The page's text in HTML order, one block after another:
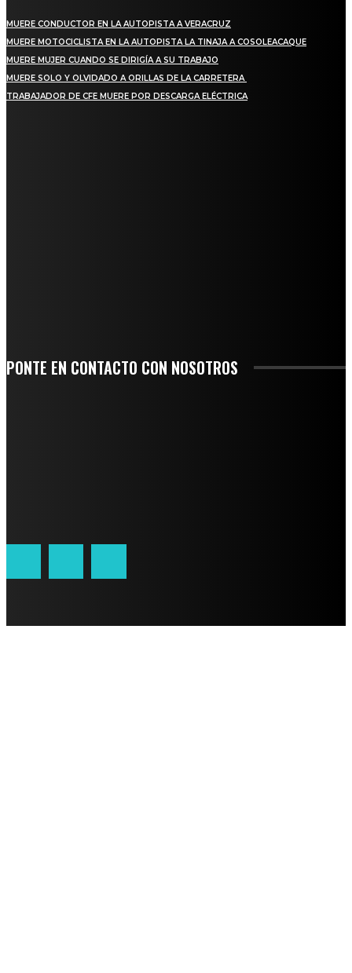
MUERE CONDUCTOR EN LA AUTOPISTA A VERACRUZ
MUERE MOTOCICLISTA EN LA AUTOPISTA LA TINAJA A COSOLEACAQUE
MUERE MUJER CUANDO SE DIRIGÍA A SU TRABAJO
MUERE SOLO Y OLVIDADO A ORILLAS DE LA CARRETERA
TRABAJADOR DE CFE MUERE POR DESCARGA ELÉCTRICA
PONTE EN CONTACTO CON NOSOTROS